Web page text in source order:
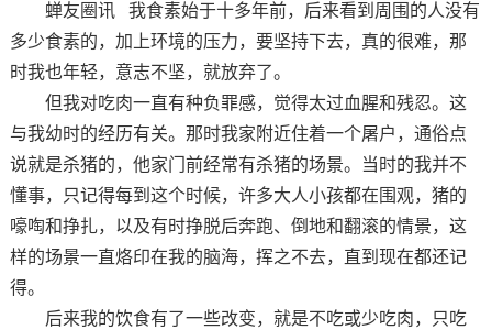
蝉友圈讯 我食素始于十多年前，后来看到周围的人没有
多少食素的，加上环境的压力，要坚持下去，真的很难，那
时我也年轻，意志不坚，就放弃了。
但我对吃肉一直有种负罪感，觉得太过血腥和残忍。这
与我幼时的经历有关。那时我家附近住着一个屠户，通俗点
说就是杀猪的，他家门前经常有杀猪的场景。当时的我并不
懂事，只记得每到这个时候，许多大人小孩都在围观，猪的
嚎啕和挣扎，以及有时挣脱后奔跑、倒地和翻滚的情景，这
样的场景一直烙印在我的脑海，挥之不去，直到现在都还记
得。
后来我的饮食有了一些改变，就是不吃或少吃肉，只吃